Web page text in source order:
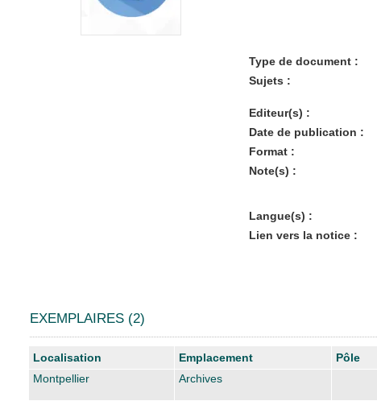
Type de document :
Sujets :
Editeur(s) :
Date de publication :
Format :
Note(s) :
Langue(s) :
Lien vers la notice :
EXEMPLAIRES (2)
Liste des exemplaires
Localisation Emplacement Pôle
Montpellier
Archives